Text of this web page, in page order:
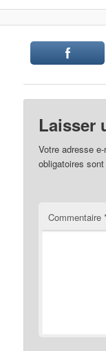
Laisser
Votre adresse
obligatoires
Commentaire